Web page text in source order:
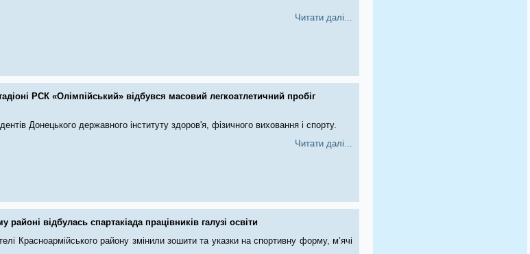
Читати далі...
РСК «Олімпійський» відбувся масовий легкоатлетичний пробіг
Донецького державного інституту здоров'я, фізичного виховання і спорту.
Читати далі...
районі відбулась спартакіада працівників галузі освіти
Красноармійського району змінили зошити та указки на спортивну форму, м’ячі